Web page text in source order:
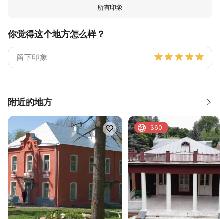
所有印象
你觉得这个地方怎么样？
附近的地方
360